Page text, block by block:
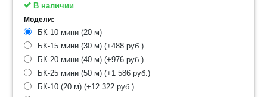
В наличии
Модели:
БК-10 мини (20 м)
БК-15 мини (30 м) (+488 руб.)
БК-20 мини (40 м) (+976 руб.)
БК-25 мини (50 м) (+1 586 руб.)
БК-10 (20 м) (+12 322 руб.)